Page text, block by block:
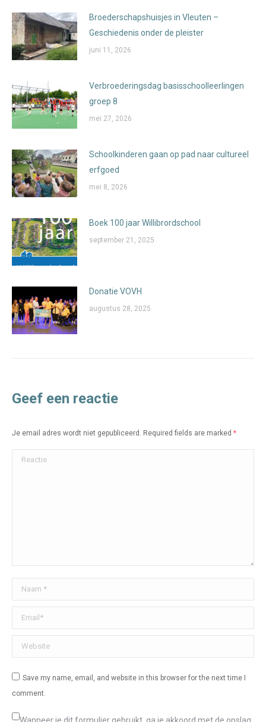
Broederschapshuisjes in Vleuten –
Geschiedenis onder de pleister
juni 11, 2026
Verbroederingsdag basisschoolleerlingen
groep 8
mei 27, 2026
Schoolkinderen gaan op pad naar cultureel
erfgoed
mei 8, 2026
Boek 100 jaar Willibrordschool
september 21, 2025
Donatie VOVH
augustus 28, 2025
Geef een reactie
Je email adres wordt niet gepubliceerd. Required fields are marked *
Reactie
Naam *
Email *
Website
Save my name, email, and website in this browser for the next time I
comment.
Wanneer je dit formulier gebruikt, ga je akkoord met de opslag